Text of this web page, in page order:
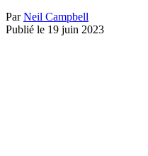
ParNeil Campbell
Publié le 19 juin 2023